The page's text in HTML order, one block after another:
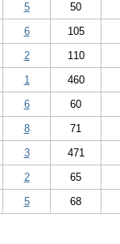
50
5
105
6
110
2
460
1
60
6
71
8
471
3
65
2
68
5